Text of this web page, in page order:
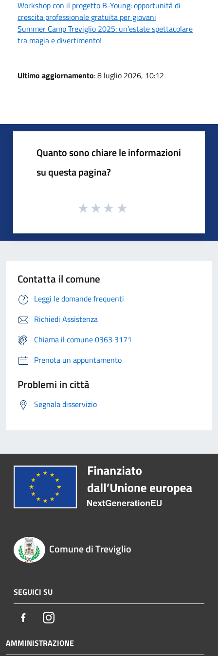
Workshop con il progetto B-Young: opportunità di
crescita professionale gratuita per giovani
Summer Camp Treviglio 2025: un’estate spettacolare
tra magia e divertimento!
Ultimo aggiornamento: 8 luglio 2026, 10:12
Quanto sono chiare le informazioni
su questa pagina?
Contatta il comune
Leggi le domande frequenti
Richiedi Assistenza
Chiama il comune 0363 3171
Prenota un appuntamento
Problemi in città
Segnala disservizio
Comune di Treviglio
SEGUICI SU
FacebookInstagram
AMMINISTRAZIONE